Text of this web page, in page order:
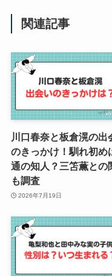
関連記事
川口春奈と板倉滉の出
のきっかけ！馴れ初め
通の知人？三笘薫との
も調査
2026年7月19日